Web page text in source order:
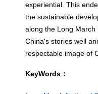
experiential. This
the sustainable
along the Long March
China's stories well
respectable image of
KeyWords：